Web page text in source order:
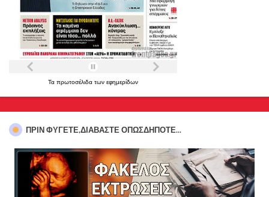
Τα πρωτοσέλιδα των εφημερίδων
ΠΡΊΝ ΦΎΓΕΤΕ,ΔΙΑΒΆΣΤΕ ΟΠΩΣΔΉΠΟΤΕ...